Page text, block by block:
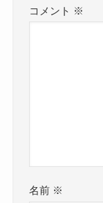
コメント ※
名前 ※